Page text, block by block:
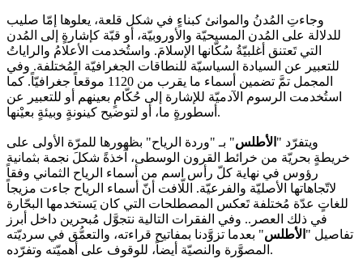
وجاءتِ المُدنُ والموانئ كبناءٍ في شكل قلعة، يعلوها إمّا صليب
للدلالة على المُدن المسيحيّة والأوروبيّة، أو قبّة كإشارةٍ إلى المُدن
التي تَعتنق أغلبيّةُ سُكّانها الإسلامَ. واستُخدمت الأعلامُ والراياتُ
للتعبير عن السيادة السياسيّة للنطاقات الجغرافيّة المُختلفة. وفي
المجمل تمَّ تضمين أسماء ما يقرب من 1120 موقعاً جغرافيّاً. كما
استُخدمت الرسوم الآدميّة للإشارة إلى حُكّامٍ بعينهم أو للتعبير عن
أسطورةٍ ما، أو لتوضيح كينونةٍ وبيئةٍ بعيْنها.
ويتفرّد "الأطلس" بـ "وردة الرياح" بظهورها للمرّة الأولى على
خريطةٍ بحريّة من خرائط القرون الوسطى، آخذةً شكلَ نجمة بثمانية
رؤوس في نهاية كلّ رأس اسم من أسماء الرياح الثماني وفقاً
لاتّجاهاتها الأصليّة والفرعيّة. اللّافت أنّ أسماء الرياح جاءت مزيجاً
للغاتٍ عدّة مُختلفة تَعكس المصطلحات التي كان يَستخدمها البحّارة
في ذلك العصر.. وفي الفقرات التالية نتجوَّل مُبحرين داخل أبرز
تفاصيل "الأطلس" بعدما تزوَّدنا بمفاتيح قراءته، والتعمُّق في سرديّته
المصوَّرة والنصيّة أيضاً، للوقوف على أهميّته وتفرّده.